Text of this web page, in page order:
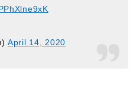
April 14, 2020